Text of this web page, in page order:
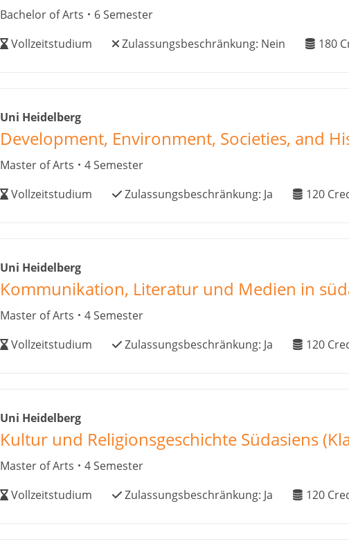
Bachelor of Arts
6 Semester
Vollzeitstudium
Zulassungsbeschränkung: Nein 180
Uni Heidelberg
Development, Environment, Societies, and
Master of Arts
4 Semester
Vollzeitstudium
Zulassungsbeschränkung: Ja 120
Uni Heidelberg
Kommunikation, Literatur und Medien in
Master of Arts
4 Semester
Vollzeitstudium
Zulassungsbeschränkung: Ja 120
Uni Heidelberg
Kultur und Religionsgeschichte Südasiens
Master of Arts
4 Semester
Vollzeitstudium
Zulassungsbeschränkung: Ja 120